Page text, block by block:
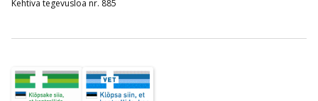
Kehtiva tegevusloa nr. 885